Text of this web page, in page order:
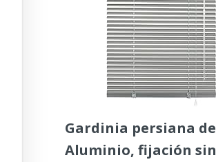
Gardinia persiana de
Aluminio, fijación sin